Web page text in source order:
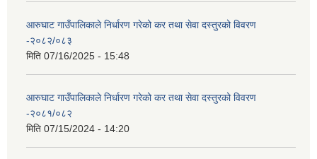
आरुघाट गाउँपालिकाले निर्धारण गरेको कर तथा सेवा दस्तुरको विवरण
-२०८२/०८३
मिति 07/16/2025 - 15:48
आरुघाट गाउँपालिकाले निर्धारण गरेको कर तथा सेवा दस्तुरको विवरण
-२०८१/०८२
मिति 07/15/2024 - 14:20